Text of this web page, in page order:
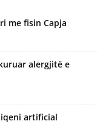
me fisin Capja
alergjitë e
artificial